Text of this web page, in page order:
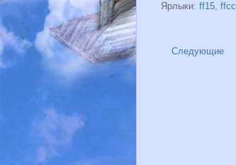
Ярлыки: ff15, ffcc
Следующие